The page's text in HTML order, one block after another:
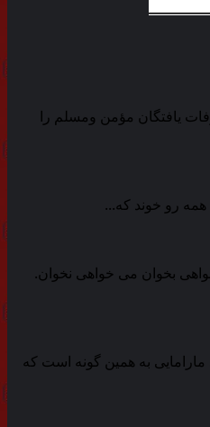
یافتگان مؤمن ومسلم را
همه رو خوند که...
بخوان می خواهی نخوان.
به همین گونه است که